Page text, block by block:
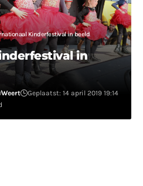
Kinderfestival in beeld
in
Weert
Geplaatst: 14 april 2019 19:14